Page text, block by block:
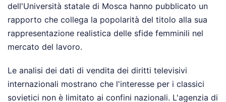
dell'Università statale di Mosca hanno pubblicato un
rapporto che collega la popolarità del titolo alla sua
rappresentazione realistica delle sfide femminili nel
mercato del lavoro.
Le analisi dei dati di vendita dei diritti televisivi
internazionali mostrano che l'interesse per i classici
sovietici non è limitato ai confini nazionali. L'agenzia di